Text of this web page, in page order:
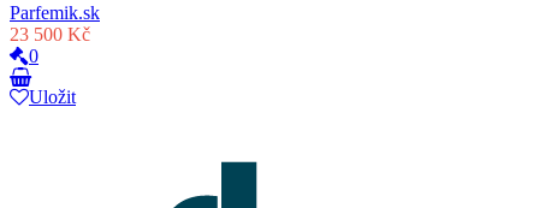
Parfemik.sk
23 500 Kč
0
Uložit